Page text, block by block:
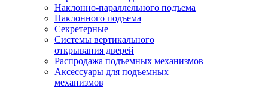
Наклонно-параллельного подъема
Наклонного подъема
Секретерные
Системы вертикального
открывания дверей
Распродажа подъемных механизмов
Аксессуары для подъемных
механизмов